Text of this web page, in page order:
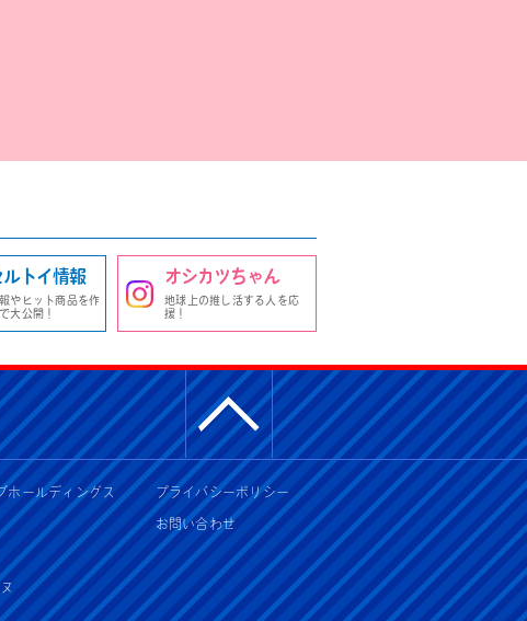
ルトイ情報
やヒット商品を作
大公開！
オシカツちゃん
地球上の推し活する人を応
援！
ホールディングス プライバシーポリシー
お問い合わせ